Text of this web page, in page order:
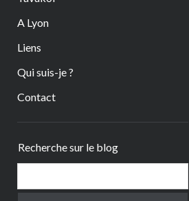
A Lyon
Liens
Qui suis-je ?
Contact
Recherche sur le blog